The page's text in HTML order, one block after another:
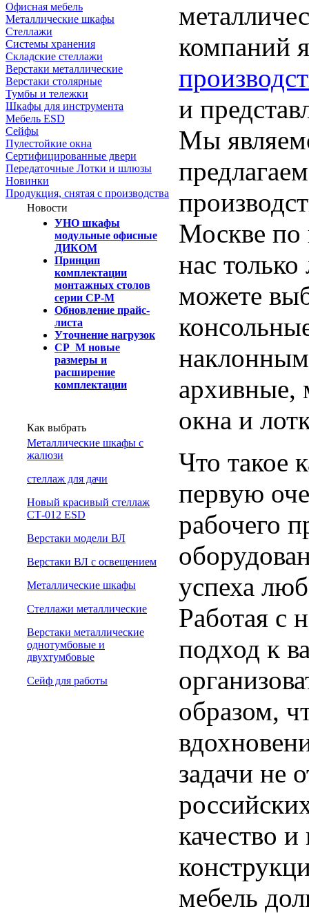
Офисная мебель
Металлические шкафы
Стеллажи
Системы хранения
Складские стеллажи
Верстаки металлические
Верстаки столярные
Тумбы и тележки
Шкафы для инструмента
Мебель ESD
Сейфы
Пулестойкие окна
Сертифицированные двери
Передаточные Лотки и шлюзы
Новинки
Продукция, снятая с производства
Новости
УНО шкафы
модульные офисные
ДИКОМ
Принцип
комплектации
монтажных столов
серии СР-М
Обновление прайс-
листа
Уточнение нагрузок
СР_М новые
размеры и
расширение
комплектации
Как выбрать
Металлические шкафы с
жалюзи
cтеллаж для дачи
Новый красивый стеллаж
СТ-012 ESD
Верстаки модели ВЛ
Верстаки ВЛ с освещением
Металлические шкафы
Стеллажи металлические
Верстаки металлические
однотумбовые и
двухтумбовые
Сейф для работы
компаний
и
Мы
Москве по
нас
можете
архивные,
окна и
Что такое
первую
рабочего
успеха
Работая с
подход к
образом,
задачи не
качество
мебель